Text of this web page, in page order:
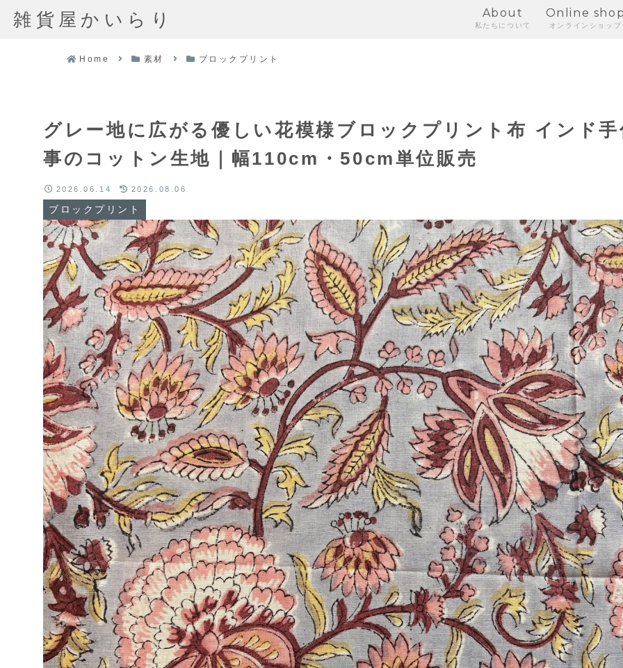
雑貨屋かいらり About
私たちについて
Online
オンラインショップ
Home 素材 ブロックプリント
グレー地に広がる優しい花模様ブロックプリント布 インド
事のコットン生地｜幅110cm・50cm単位販売
ブロックプリント
2026.06.14 2026.08.06